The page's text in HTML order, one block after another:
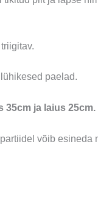
paelad.
35cm ja laius 25cm.
võib esineda